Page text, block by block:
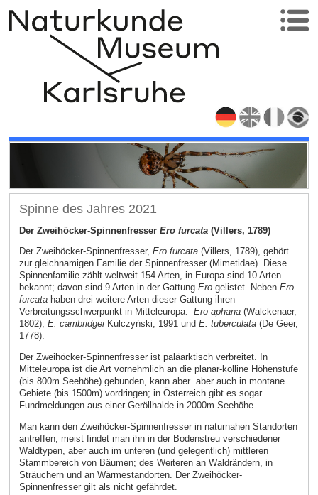
Spinne des Jahres 2021
Der Zweihöcker-Spinnenfresser Ero furcata (Villers, 1789)
Der Zweihöcker-Spinnenfresser, Ero furcata(Villers, 1789), gehört
zur gleichnamigen Familie der Spinnenfresser (Mimetidae). Diese
Spinnenfamilie zählt weltweit 154 Arten, in Europa sind 10 Arten
bekannt; davon sind 9 Arten in der Gattung Ero gelistet. Neben Ero
furcatahaben drei weitere Arten dieser Gattung ihren
Verbreitungsschwerpunkt in Mitteleuropa: Ero aphana(Walckenaer,
1802), E. cambridgei Kulczyński, 1991 und E. tuberculata(De Geer,
1778).
Der Zweihöcker-Spinnenfresser ist paläarktisch verbreitet. In
Mitteleuropa ist die Art vornehmlich an die planar-kolline Höhenstufe
(bis 800m Seehöhe) gebunden, kann aber aber auch in montane
Gebiete (bis 1500m) vordringen; in Österreich gibt es sogar
Fundmeldungen aus einer Geröllhalde in 2000m Seehöhe.
Man kann den Zweihöcker-Spinnenfresser in naturnahen Standorten
antreffen, meist findet man ihn in der Bodenstreu verschiedener
Waldtypen, aber auch im unteren (und gelegentlich) mittleren
Stammbereich von Bäumen; des Weiteren an Waldrändern, in
Sträuchern und an Wärmestandorten. Der Zweihöcker-
Spinnenfresser gilt als nicht gefährdet.